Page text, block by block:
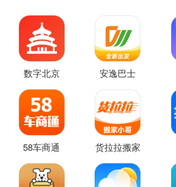
数字北京 安逸巴士
58车商通
货拉拉搬家
小哥